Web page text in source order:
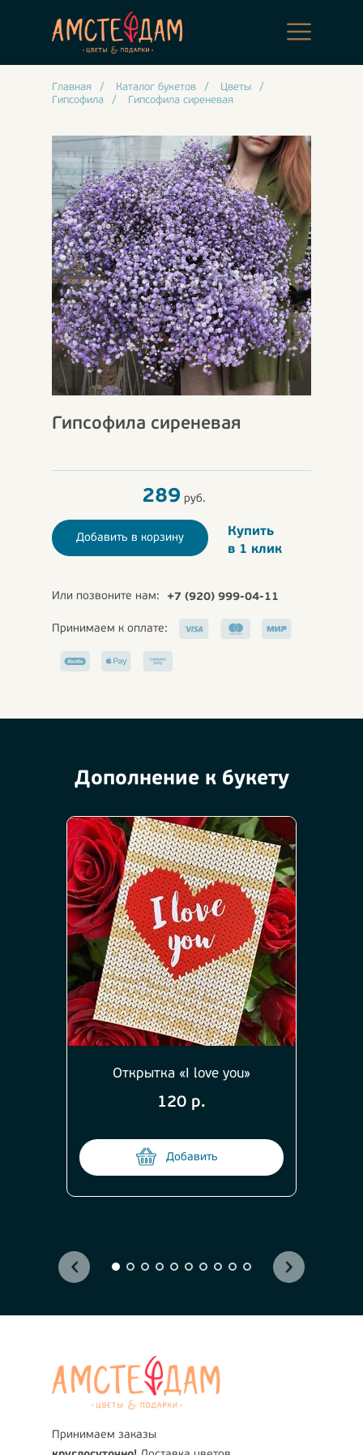
Главная / Каталог букетов / Цветы
/
Гипсофила
/ Гипсофила сиреневая
Гипсофила сиреневая
289 руб.
Добавить в корзину
Купить
в 1 клик
Или позвоните нам: +7 (920) 999-04-11
Принимаем к оплате:
Дополнение к букету
Открытка «I love you»
120 р.
Добавить
Принимаем заказы